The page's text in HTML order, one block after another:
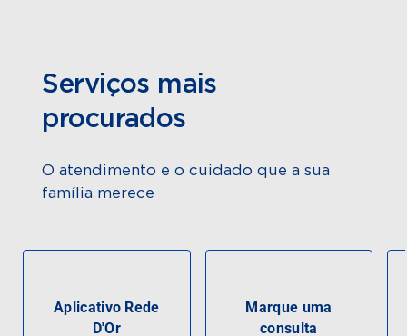
Serviços mais
procurados
O atendimento e o cuidado que a sua
família merece
Aplicativo Rede
D'Or
Marque uma
consulta